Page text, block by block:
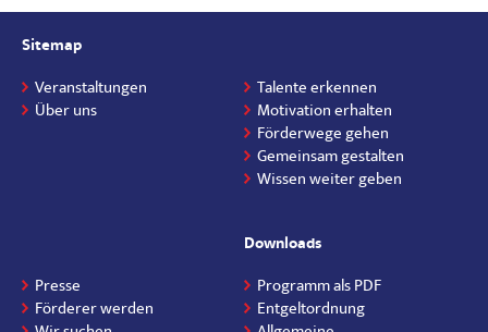
Sitemap
Veranstaltungen
Über uns
Talente erkennen
Motivation erhalten
Förderwege gehen
Gemeinsam gestalten
Wissen weiter geben
Presse
Förderer werden
Downloads
Programm als PDF
Entgeltordnung